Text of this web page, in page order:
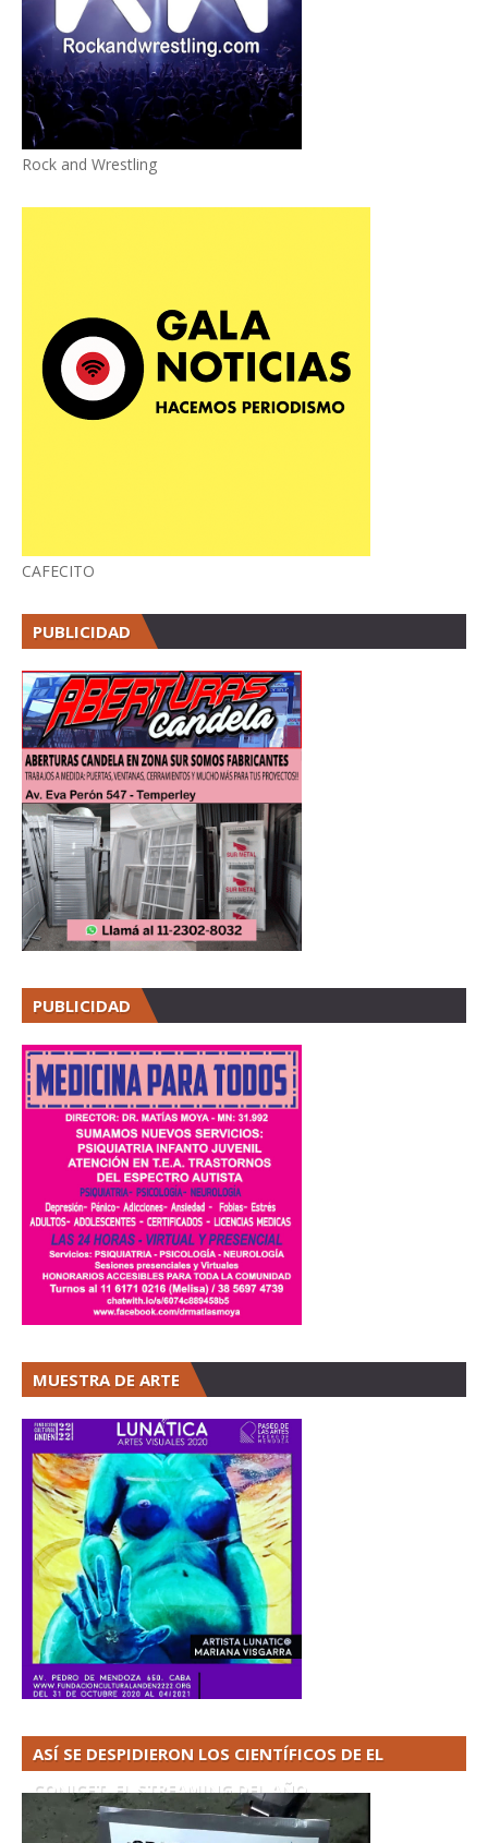
Rock and Wrestling
CAFECITO
PUBLICIDAD
PUBLICIDAD
MUESTRA DE ARTE
ASÍ SE DESPIDIERON LOS CIENTÍFICOS DE EL
CONICET. EL STREAMING DEL AÑO